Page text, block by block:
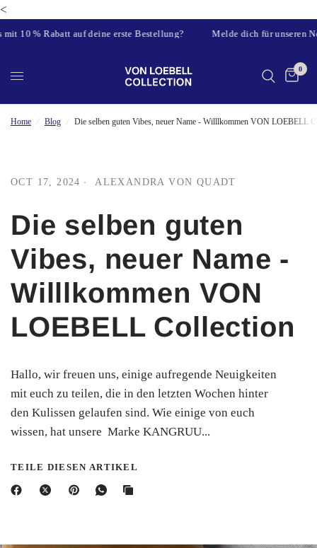
<
10 % Rabatt auf deine erste Bestellung? Melde dich für unseren
0
Home / Blog / Die selben guten Vibes, neuer Name - Willlkommen VON LOEBELL
OCT 17, 2024 ALEXANDRA VON QUADT
Die selben guten
Vibes, neuer Name -
Willlkommen VON
LOEBELL Collection
Hallo, wir freuen uns, einige aufregende Neuigkeiten
mit euch zu teilen, die in den letzten Wochen hinter
den Kulissen gelaufen sind. Wie einige von euch
wissen, hat unsere Marke KANGRUU...
TEILE DIESEN ARTIKEL